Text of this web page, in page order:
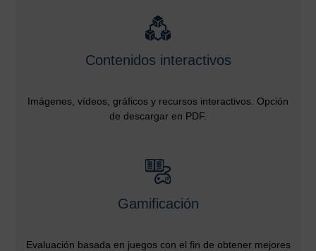
Contenidos interactivos
Imágenes, vídeos, gráficos y recursos interactivos. Opción
de descargar en PDF.
Gamificación
Evaluación basada en juegos con el fin de obtener mejores